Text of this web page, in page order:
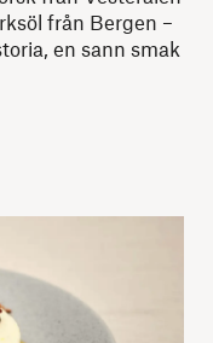
från Bergen –
en sann smak